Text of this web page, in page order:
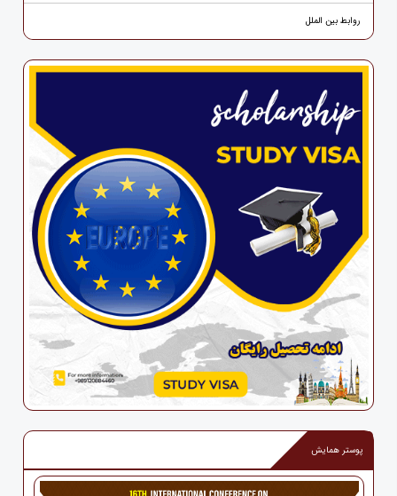
روابط بین الملل
پوستر همایش